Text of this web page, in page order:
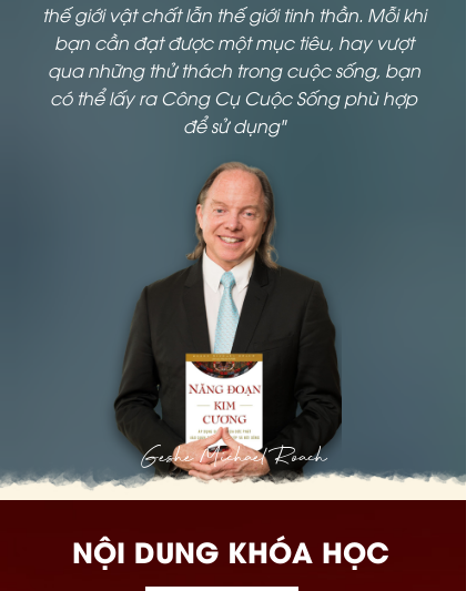
Geshe Michael Roach
thế giới vật chất lẫn thế giới tinh thần. Mỗi khi
bạn cần đạt được một mục tiêu, hay vượt
qua những thử thách trong cuộc sống, bạn
có thể lấy ra Công Cụ Cuộc Sống phù hợp
để sử dụng"
NỘI DUNG KHÓA HỌC